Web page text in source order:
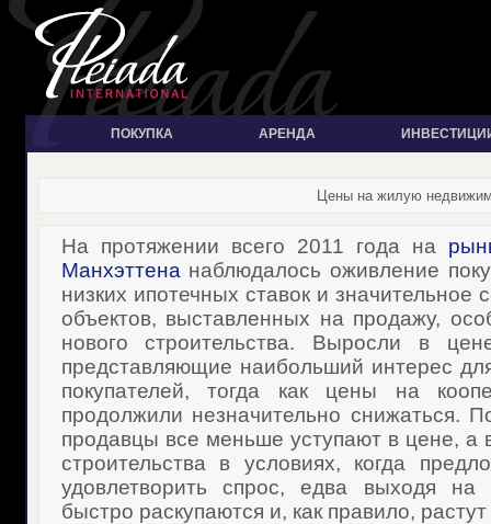
ПОКУПКА АРЕНДА
Цены на жилую
На протяжении всего 2011 года на
Манхэттена наблюдалось оживление
низких ипотечных ставок и значительное
объектов, выставленных на продажу,
нового строительства. Выросли в
представляющие наибольший интерес
покупателей, тогда как цены на
продолжили незначительно снижаться.
продавцы все меньше уступают в цене, а
строительства в условиях, когда
удовлетворить спрос, едва выходя на
быстро раскупаются и, как правило,